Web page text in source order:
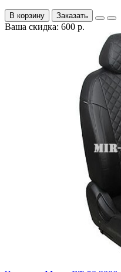
В корзину Заказать
Ваша скидка: 600 р.